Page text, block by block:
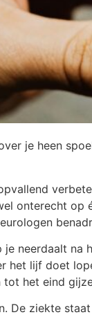
je heen
onterecht
neerdaalt
het lijf doet
het eind
De ziekte